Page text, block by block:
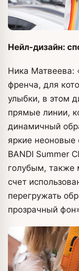
Нейл-дизайн:
Ника Матвеева:
френча, для
улыбки, в этом
прямые линии,
динамичный
яркие неоновые
BANDI Summer
голубым, также
счет
перегружать
прозрачный